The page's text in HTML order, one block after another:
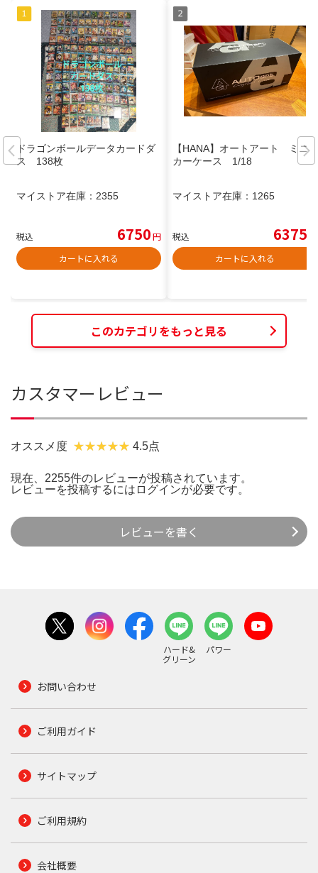
ドラゴンボールデータカードダ
ス 138枚
マイストア在庫： 2355
税込 6750円
カートに入れる
【HANA】オートアート ミニ
カーケース 1/18
マイストア在庫： 1265
税込 6375
カートに入れる
このカテゴリをもっと見る
カスタマーレビュー
オススメ度 4.5点
現在、2255件のレビューが投稿されています。
レビューを投稿するには ログインが必要です。
レビューを書く
ハード&
グリーン
パワー
お問い合わせ
ご利用ガイド
サイトマップ
ご利用規約
会社概要